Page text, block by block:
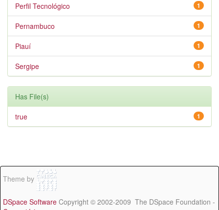
1
Perfil Tecnológico
1
Pernambuco
1
Piauí
1
Sergipe
Has File(s)
1
true
Theme by
DSpace Software Copyright © 2002-2009 The DSpace Foundation -